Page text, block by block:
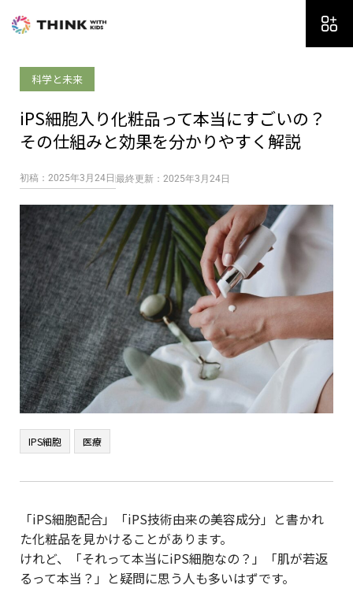
科学と未来
iPS細胞入り化粧品って本当にすごいの？
その仕組みと効果を分かりやすく解説
初稿：2025年3月24日 最終更新：2025年3月24日
IPS細胞 医療
「iPS細胞配合」「iPS技術由来の美容成分」と書かれ
た化粧品を見かけることがあります。
けれど、「それって本当にiPS細胞なの？」「肌が若返
るって本当？」と疑問に思う人も多いはずです。